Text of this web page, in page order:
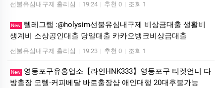
선불유심내구제 홀리심 | 19:24 | 추천 0 | 조회 1
New
텔레그램 :@holysim선불유심내구제 비상금대출 생활비
생계비 소상공인대출 당일대출 카카오뱅크비상금대출
선불유심내구제 홀리심 | 19:23 | 추천 0 | 조회 1
New
영등포구유흥업소【라인HNK333】영등포구 티켓언니 다
방출장 모텔-커피베달 바로출장샵 애인대행 20대후불가능